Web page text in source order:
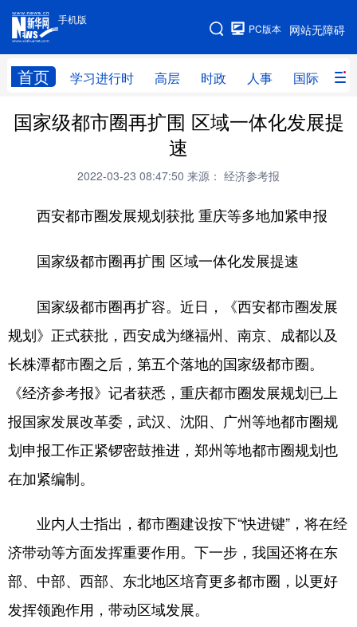
手机版
网站无障碍
PC版本
首页 学习进行时 高层 时政 人事 国际 财
手机版
网站地图
学习进行时 高层 时政 人事
全球连线
科技 科创 量子 体育
文化 书画 健康 军事
食品 人居 信息化 数字经济
学术中国 乡村振兴 银龄 溯源中国
城市 旅游 能源 会展
彩票 娱乐 时尚 悦读
公益
文化产业
地方频道
北京 天津
国家级都市圈再扩围 区域一体化发展提
速
2022-03-23 08:47:50 来源： 经济参考报
西安都市圈发展规划获批 重庆等多地加紧申报
国家级都市圈再扩围 区域一体化发展提速
国家级都市圈再扩容。近日，《西安都市圈发展
规划》正式获批，西安成为继福州、南京、成都以及
长株潭都市圈之后，第五个落地的国家级都市圈。
《经济参考报》记者获悉，重庆都市圈发展规划已上
报国家发展改革委，武汉、沈阳、广州等地都市圈规
划申报工作正紧锣密鼓推进，郑州等地都市圈规划也
在加紧编制。
业内人士指出，都市圈建设按下“快进键”，将在经
济带动等方面发挥重要作用。下一步，我国还将在东
部、中部、西部、东北地区培育更多都市圈，以更好
发挥领跑作用，带动区域发展。